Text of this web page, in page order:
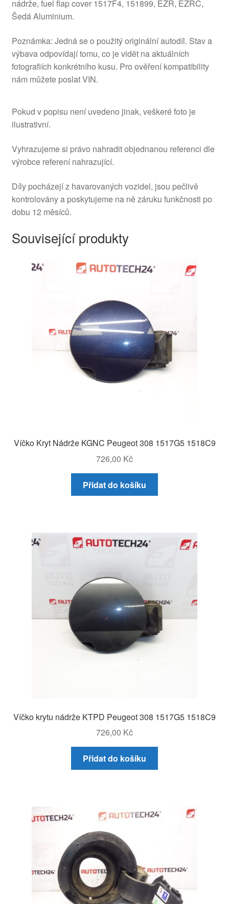
nádrže, fuel flap cover 1517F4, 151899, EZR, EZRC,
Šedá Aluminium.
Poznámka: Jedná se o použitý originální autodíl. Stav a
výbava odpovídají tomu, co je vidět na aktuálních
fotografiích konkrétního kusu. Pro ověření kompatibility
nám můžete poslat VIN.
Pokud v popisu není uvedeno jinak, veškeré foto je
ilustrativní.
Vyhrazujeme si právo nahradit objednanou referenci dle
výrobce referení nahrazující.
Díly pocházejí z havarovaných vozidel, jsou pečlivě
kontrolovány a poskytujeme na ně záruku funkčnosti po
dobu 12 měsíců.
Související produkty
Víčko Kryt Nádrže KGNC Peugeot 308 1517G5 1518C9
726,00 Kč
Přidat do košíku
Víčko krytu nádrže KTPD Peugeot 308 1517G5 1518C9
726,00 Kč
Přidat do košíku